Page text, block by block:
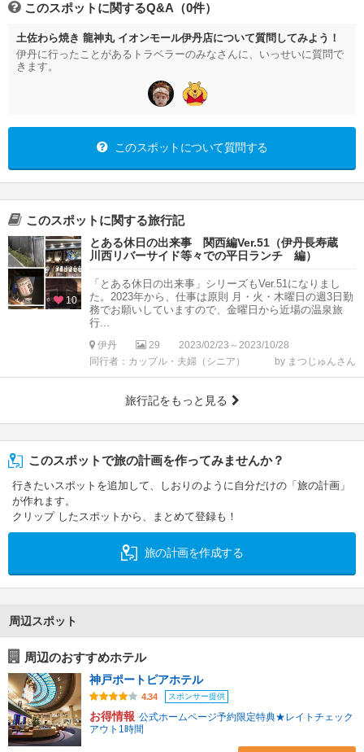
このスポットに関するQ&A（0件）
土佐わら焼き 龍神丸 イオンモール伊丹店について質問してみよう！
伊丹に行ったことがあるトラベラーのみなさんに、いっせいに質問で
きます。
このスポットについて質問する
このスポットに関する旅行記
10
とある休日の出来事 関西編Ver.51（伊丹長寿蔵
川西リバーサイド等々での平日ランチ 編）
「とある休日の出来事」シリーズもVer.51になりまし
た。2023年から、仕事は原則 月・火・木曜日の週3日勤
務でお願いしていますので、金曜日から近場の温泉旅
行...
伊丹 29
2023/02/23～2023/10/28
同行者：カップル・夫婦（シニア）
by まつじゅんさん
旅行記をもっと見る
このスポットで旅の計画を作ってみませんか？
行きたいスポットを追加して、しおりのように自分だけの「旅の計画」
が作れます。
クリップ したスポットから、まとめて登録も！
旅の計画を作成する
周辺スポット
周辺のおすすめホテル
神戸ポートピアホテル
4.34 スポンサー提供
お得情報 公式ホームページ予約限定特典★レイトチェック
アウト1時間